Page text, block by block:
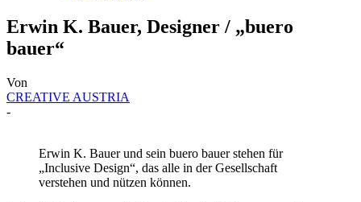
Erwin K. Bauer, Designer / „buero
bauer“
Von
CREATIVE AUSTRIA
-
Erwin K. Bauer und sein buero bauer stehen für
„Inclusive Design“, das alle in der Gesellschaft
verstehen und nützen können.